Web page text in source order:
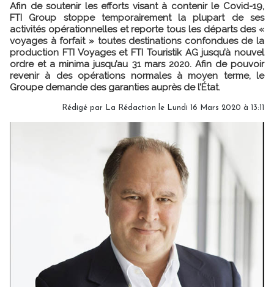
Afin de soutenir les efforts visant à contenir le Covid-19,
FTI Group stoppe temporairement la plupart de ses
activités opérationnelles et reporte tous les départs des «
voyages à forfait » toutes destinations confondues de la
production FTI Voyages et FTI Touristik AG jusqu’à nouvel
ordre et a minima jusqu’au 31 mars 2020. Afin de pouvoir
revenir à des opérations normales à moyen terme, le
Groupe demande des garanties auprès de l’État.
Rédigé par La Rédaction le Lundi 16 Mars 2020 à 13:11